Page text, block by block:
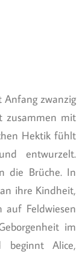
Anfang zwanzig
zusammen mit
Hektik fühlt
entwurzelt.
die Brüche. In
ihre Kindheit,
Feldwiesen
im
beginnt Alice,